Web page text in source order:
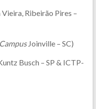
Ribeirão Pires –
Campus Joinville – SC)
Busch – SP & ICTP-